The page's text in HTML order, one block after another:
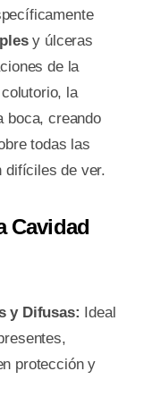
y úlceras
de la
la
boca, creando
todas las
difíciles de ver.
Cavidad
y Difusas: Ideal
protección y